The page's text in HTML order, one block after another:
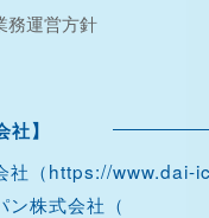
務運営方針
社】
社（https://www.dai-
ン株式会社（